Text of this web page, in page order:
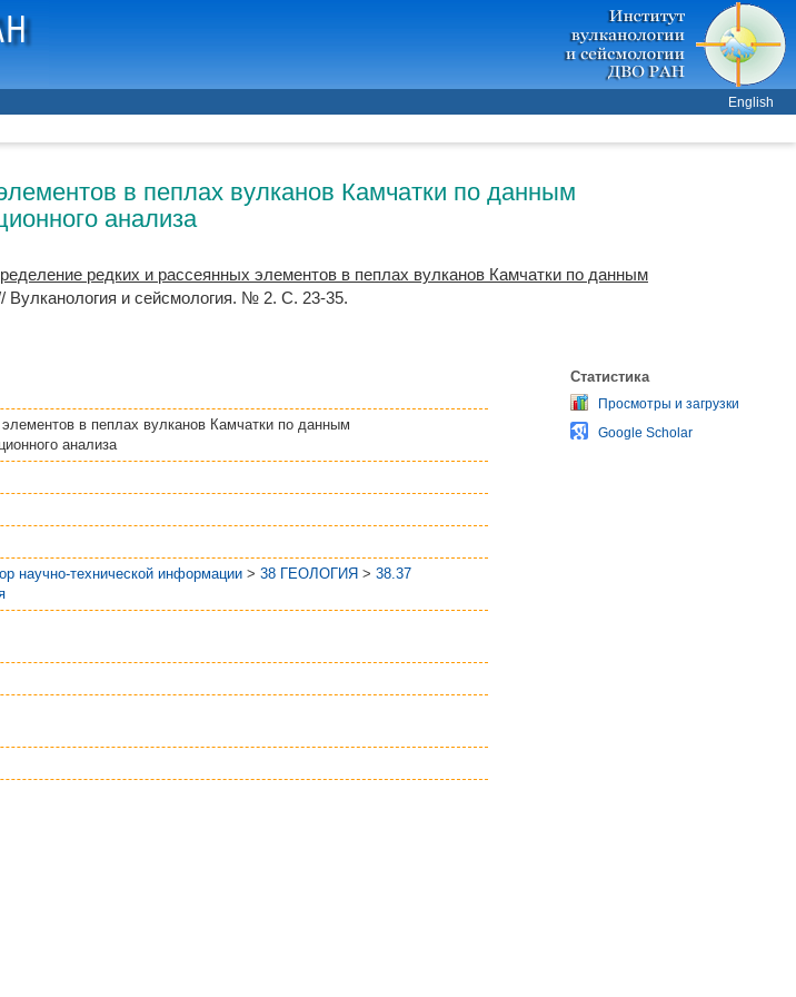
English
в пеплах вулканов Камчатки по данным
анализа
редких и рассеянных элементов в пеплах вулканов Камчатки по данным
Вулканология и сейсмология. № 2. С. 23-35.
в пеплах вулканов Камчатки по данным
анализа
научно-технической информации > 38 ГЕОЛОГИЯ > 38.37
Статистика
Просмотры и загрузки
Google Scholar